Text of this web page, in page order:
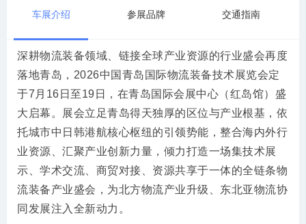
车展介绍 参展品牌 交通指南
深耕物流装备领域、链接全球产业资源的行业盛会再度
落地青岛，2026中国青岛国际物流装备技术展览会定
于7月16日至19日，在青岛国际会展中心（红岛馆）盛
大启幕。展会立足青岛得天独厚的区位与产业根基，依
托城市中日韩港航核心枢纽的引领势能，整合海内外行
业资源、汇聚产业创新力量，倾力打造一场集技术展
示、学术交流、商贸对接、资源共享于一体的全链条物
流装备产业盛会，为北方物流产业升级、东北亚物流协
同发展注入全新动力。